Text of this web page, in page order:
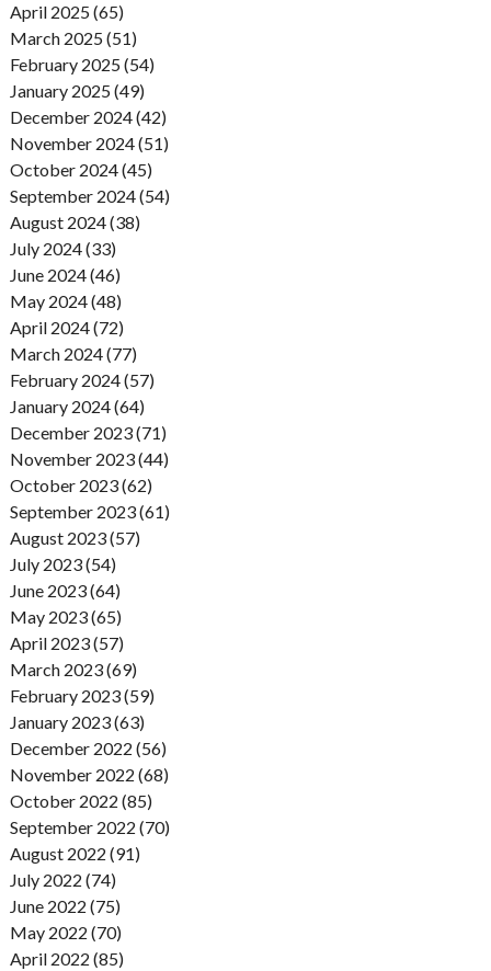
April 2025 (65)
March 2025 (51)
February 2025 (54)
January 2025 (49)
December 2024 (42)
November 2024 (51)
October 2024 (45)
September 2024 (54)
August 2024 (38)
July 2024 (33)
June 2024 (46)
May 2024 (48)
April 2024 (72)
March 2024 (77)
February 2024 (57)
January 2024 (64)
December 2023 (71)
November 2023 (44)
October 2023 (62)
September 2023 (61)
August 2023 (57)
July 2023 (54)
June 2023 (64)
May 2023 (65)
April 2023 (57)
March 2023 (69)
February 2023 (59)
January 2023 (63)
December 2022 (56)
November 2022 (68)
October 2022 (85)
September 2022 (70)
August 2022 (91)
July 2022 (74)
June 2022 (75)
May 2022 (70)
April 2022 (85)